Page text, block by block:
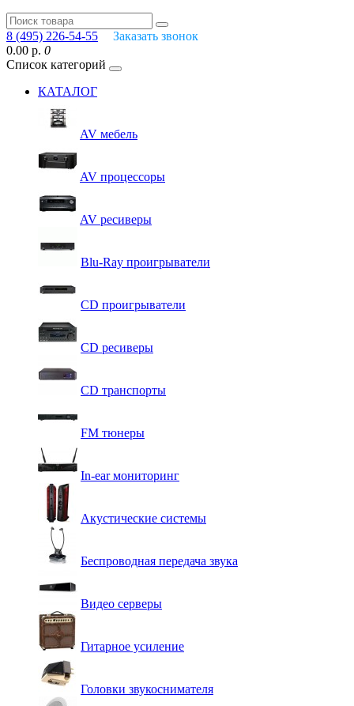
8 (495) 226-54-55
Заказать звонок
0.00 р. 0
Список категорий
КАТАЛОГ
AV мебель
AV процессоры
AV ресиверы
Blu-Ray проигрыватели
CD проигрыватели
CD ресиверы
CD транспорты
FM тюнеры
In-ear мониторинг
Акустические системы
Беспроводная передача звука
Видео серверы
Гитарное усиление
Головки звукоснимателя